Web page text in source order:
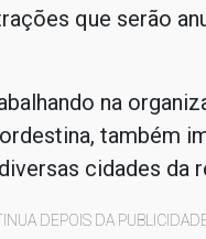
que serão
na
também
cidades da
DEPOIS DA